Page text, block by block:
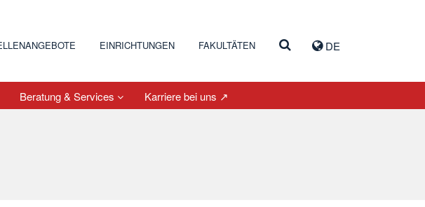
DE
EINRICHTUNGEN FAKULTÄTEN
Beratung & Services Karriere bei uns ↗